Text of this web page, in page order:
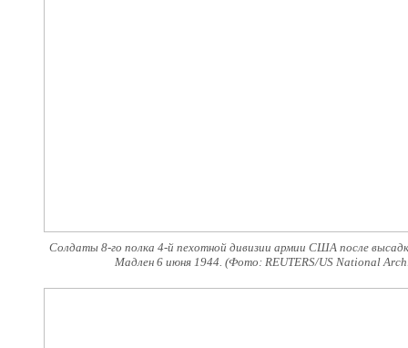
Солдаты 8-го полка 4-й пехотной дивизии армии США после
Мадлен 6 июня 1944. (Фото: REUTERS/US National